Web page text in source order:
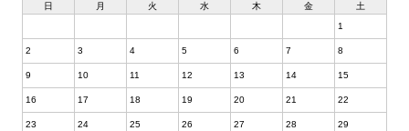
日
月 火 水 木 金
土
1
2 3 4 5 6 7 8
9 10 11 12 13 14 15
16 17 18 19 20 21 22
23 24 25 26 27 28 29